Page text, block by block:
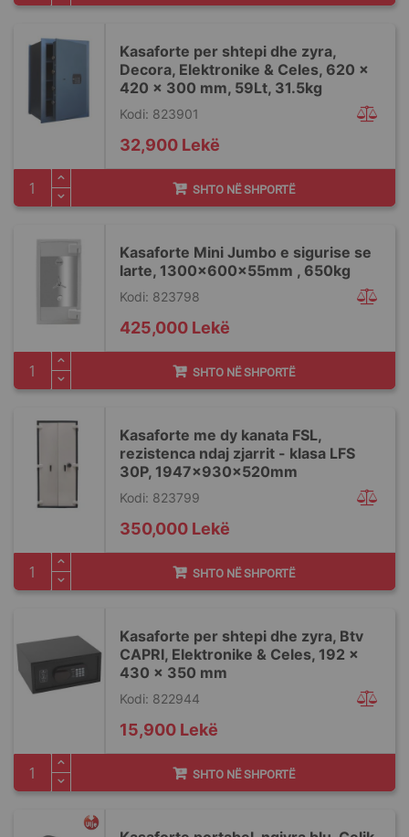
Kasaforte per shtepi dhe zyra,
Decora, Elektronike & Celes, 620 x
420 x 300 mm, 59Lt, 31.5kg
Kodi: 823901
32,900 Lekë
SHTO NË SHPORTË
Kasaforte Mini Jumbo e sigurise se
larte, 1300x600x55mm , 650kg
Kodi: 823798
425,000 Lekë
SHTO NË SHPORTË
Kasaforte me dy kanata FSL,
rezistenca ndaj zjarrit - klasa LFS
30P, 1947x930x520mm
Kodi: 823799
350,000 Lekë
SHTO NË SHPORTË
Kasaforte per shtepi dhe zyra, Btv
CAPRI, Elektronike & Celes, 192 x
430 x 350 mm
Kodi: 822944
15,900 Lekë
SHTO NË SHPORTË